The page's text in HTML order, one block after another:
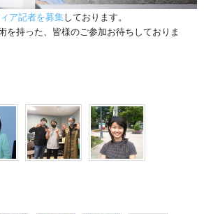
ア記者を募集しております。
を持った、皆様のご参加お待ちしておりま